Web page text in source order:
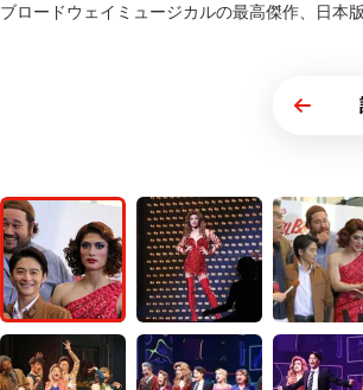
ブロードウェイミュージカルの最高傑作、日本